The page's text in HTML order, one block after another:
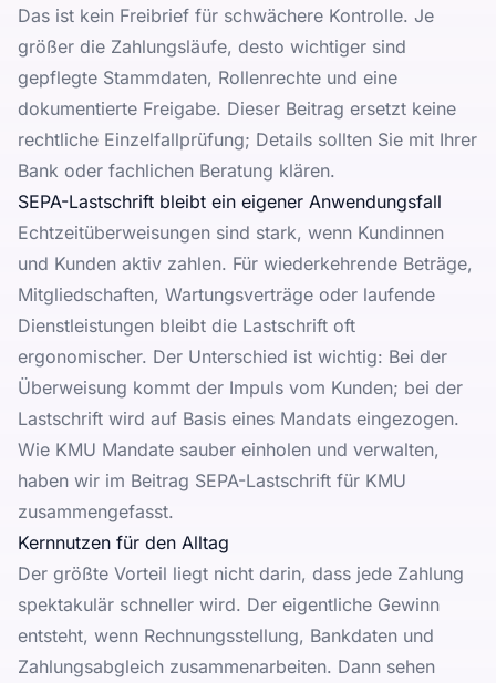
Das ist kein Freibrief für schwächere Kontrolle. Je
größer die Zahlungsläufe, desto wichtiger sind
gepflegte Stammdaten, Rollenrechte und eine
dokumentierte Freigabe. Dieser Beitrag ersetzt keine
rechtliche Einzelfallprüfung; Details sollten Sie mit Ihrer
Bank oder fachlichen Beratung klären.
SEPA-Lastschrift bleibt ein eigener Anwendungsfall
Echtzeitüberweisungen sind stark, wenn Kundinnen
und Kunden aktiv zahlen. Für wiederkehrende Beträge,
Mitgliedschaften, Wartungsverträge oder laufende
Dienstleistungen bleibt die Lastschrift oft
ergonomischer. Der Unterschied ist wichtig: Bei der
Überweisung kommt der Impuls vom Kunden; bei der
Lastschrift wird auf Basis eines Mandats eingezogen.
Wie KMU Mandate sauber einholen und verwalten,
haben wir im Beitrag SEPA-Lastschrift für KMU
zusammengefasst.
Kernnutzen für den Alltag
Der größte Vorteil liegt nicht darin, dass jede Zahlung
spektakulär schneller wird. Der eigentliche Gewinn
entsteht, wenn Rechnungsstellung, Bankdaten und
Zahlungsabgleich zusammenarbeiten. Dann sehen